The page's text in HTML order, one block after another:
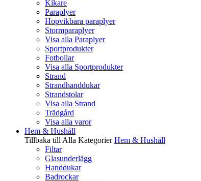
Kikare
Paraplyer
Hopvikbara paraplyer
Stormparaplyer
Visa alla Paraplyer
Sportprodukter
Fotbollar
Visa alla Sportprodukter
Strand
Strandhanddukar
Strandstolar
Visa alla Strand
Trädgård
Visa alla varor
Hem & Hushåll
Tillbaka till Alla Kategorier Hem & Hushåll
Filtar
Glasunderlägg
Handdukar
Badrockar